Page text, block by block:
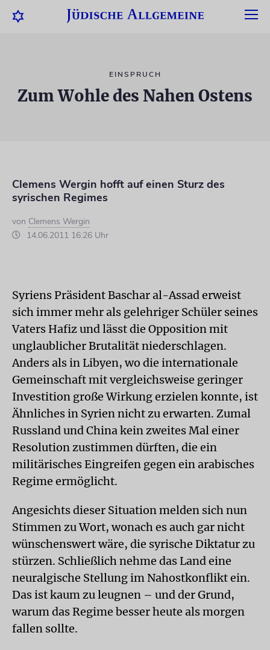
EINSPRUCH
Zum Wohle des Nahen Ostens
Clemens Wergin hofft auf einen Sturz des
syrischen Regimes
von Clemens Wergin
14.06.2011 16:26 Uhr
Syriens Präsident Baschar al-Assad erweist
sich immer mehr als gelehriger Schüler seines
Vaters Hafiz und lässt die Opposition mit
unglaublicher Brutalität niederschlagen.
Anders als in Libyen, wo die internationale
Gemeinschaft mit vergleichsweise geringer
Investition große Wirkung erzielen konnte, ist
Ähnliches in Syrien nicht zu erwarten. Zumal
Russland und China kein zweites Mal einer
Resolution zustimmen dürften, die ein
militärisches Eingreifen gegen ein arabisches
Regime ermöglicht.
Angesichts dieser Situation melden sich nun
Stimmen zu Wort, wonach es auch gar nicht
wünschenswert wäre, die syrische Diktatur zu
stürzen. Schließlich nehme das Land eine
neuralgische Stellung im Nahostkonflikt ein.
Das ist kaum zu leugnen – und der Grund,
warum das Regime besser heute als morgen
fallen sollte.